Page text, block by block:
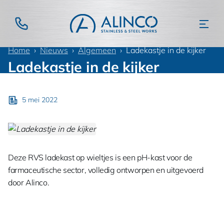
Home Nieuws Algemeen Ladekastje in de kijker
Ladekastje in de kijker
5 mei 2022
Deze RVS ladekast op wieltjes is een pH-kast voor de
farmaceutische sector, volledig ontworpen en uitgevoerd
door Alinco.